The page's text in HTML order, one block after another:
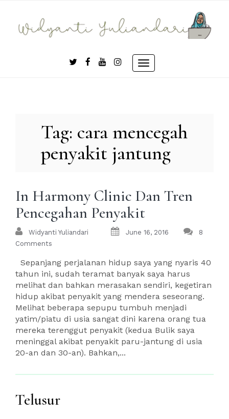
content
Toggle
Tag: cara mencegah
penyakit jantung
In Harmony Clinic Dan Tren
Pencegahan Penyakit
Widyanti Yuliandari June 16, 2016
8
Comments
Sepanjang perjalanan hidup saya yang nyaris 40
tahun ini, sudah teramat banyak saya harus
melihat dan bahkan merasakan sendiri, kegetiran
hidup akibat penyakit yang mendera seseorang.
Melihat beberapa sepupu tumbuh menjadi
yatim/piatu di usia sangat dini karena orang tua
mereka terenggut penyakit (kedua Bulik saya
meninggal akibat penyakit paru-jantung di usia
20-an dan 30-an). Bahkan,...
Telusur